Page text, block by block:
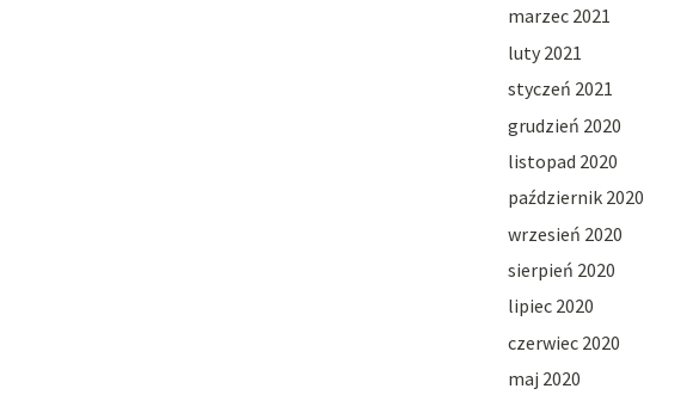
marzec 2021
luty 2021
styczeń 2021
grudzień 2020
listopad 2020
październik 2020
wrzesień 2020
sierpień 2020
lipiec 2020
czerwiec 2020
maj 2020